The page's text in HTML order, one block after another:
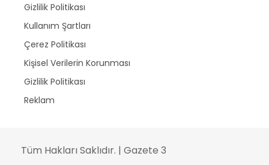
Gizlilik Politikası
Kullanım Şartları
Çerez Politikası
Kişisel Verilerin Korunması
Gizlilik Politikası
Reklam
Tüm Hakları Saklıdır. | Gazete 3